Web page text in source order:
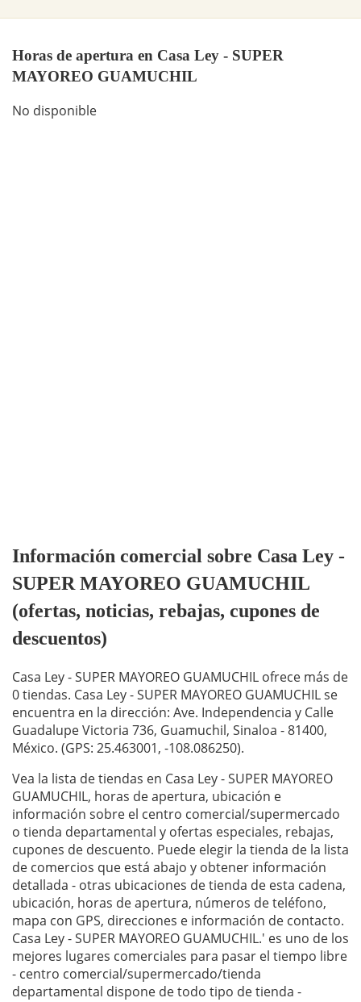
Horas de apertura en Casa Ley - SUPER
MAYOREO GUAMUCHIL
No disponible
Información comercial sobre Casa Ley -
SUPER MAYOREO GUAMUCHIL
(ofertas, noticias, rebajas, cupones de
descuentos)
Casa Ley - SUPER MAYOREO GUAMUCHIL ofrece más de
0 tiendas. Casa Ley - SUPER MAYOREO GUAMUCHIL se
encuentra en la dirección: Ave. Independencia y Calle
Guadalupe Victoria 736, Guamuchil, Sinaloa - 81400,
México. (GPS: 25.463001, -108.086250).
Vea la lista de tiendas en Casa Ley - SUPER MAYOREO
GUAMUCHIL, horas de apertura, ubicación e
información sobre el centro comercial/supermercado
o tienda departamental y ofertas especiales, rebajas,
cupones de descuento. Puede elegir la tienda de la lista
de comercios que está abajo y obtener información
detallada - otras ubicaciones de tienda de esta cadena,
ubicación, horas de apertura, números de teléfono,
mapa con GPS, direcciones e información de contacto.
Casa Ley - SUPER MAYOREO GUAMUCHIL.' es uno de los
mejores lugares comerciales para pasar el tiempo libre
- centro comercial/supermercado/tienda
departamental dispone de todo tipo de tienda -